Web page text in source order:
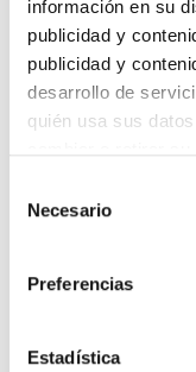
información en su
publicidad y
publicidad y
desarrollo de
quién usa sus
el Menú de
Recopilar
Identificar su
Necesario
Preferencias
Estadística
900€
167m 2 4 Hab